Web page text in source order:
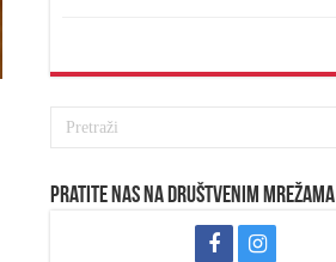
Pratite nas na društvenim mrežama